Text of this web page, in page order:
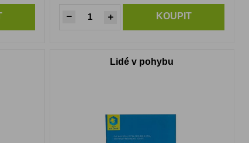
KOUPIT
Lidé v pohybu